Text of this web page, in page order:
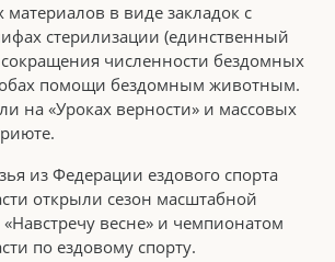
в виде закладок с
стерилизации (единственный
численности бездомных
помощи бездомным животным.
на «Уроках верности» и массовых
из Федерации ездового спорта
открыли сезон масштабной
весне» и чемпионатом
по ездовому спорту.